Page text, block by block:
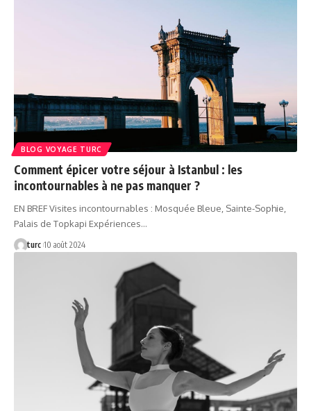
BLOG VOYAGE TURC
Comment épicer votre séjour à Istanbul : les
incontournables à ne pas manquer ?
EN BREF Visites incontournables : Mosquée Bleue, Sainte-Sophie,
Palais de Topkapi Expériences…
turc 10 août 2024